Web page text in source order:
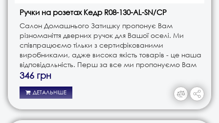
Ручки на розетах Кедр R08-130-AL-SN/CP
Салон Домашнього Затишку пропонує Вам
різноманіття дверних ручок для Вашої оселі. Ми
співпрацюємо тільки з сертифікованими
виробниками, адже висока якість товарів - це наша
відповідальність. Перш за все ми пропонуємо Вам
ручки різного типу. Це і ручки на планці, і ручки на
розеті, і ручки кноби. В з..
346 грн
ДЕТАЛЬНІШЕ